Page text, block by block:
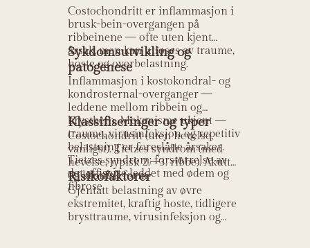
Costochondritt er inflammasjon i
brusk-bein-overgangen på
ribbeinene — ofte uten kjent
årsak, men kan utløses av traume,
hoste og overbelastning.
Sykdomsutvikling og
patogenese
Inflammasjon i kostokondral- og
kondrosternal-overganger —
leddene mellom ribbein og
brystbein. Mekanisme ukjent —
traume, virusinfeksjon og repetitiv
belastning er foreslåtte årsaker.
Tietzes syndrom: forstørrelse av
det affiserte leddet med ødem og
fibrose.
Klassifiseringer og typer
Costochondritt (uten hevelse,
vanligst). Tietzes syndrom (med
hevelse, typisk 2.–3. ribbe). Akutt
og kronisk form.
Risikofaktorer
Gjentatt belastning av øvre
ekstremitet, kraftig hoste, tidligere
brysttraume, virusinfeksjon og